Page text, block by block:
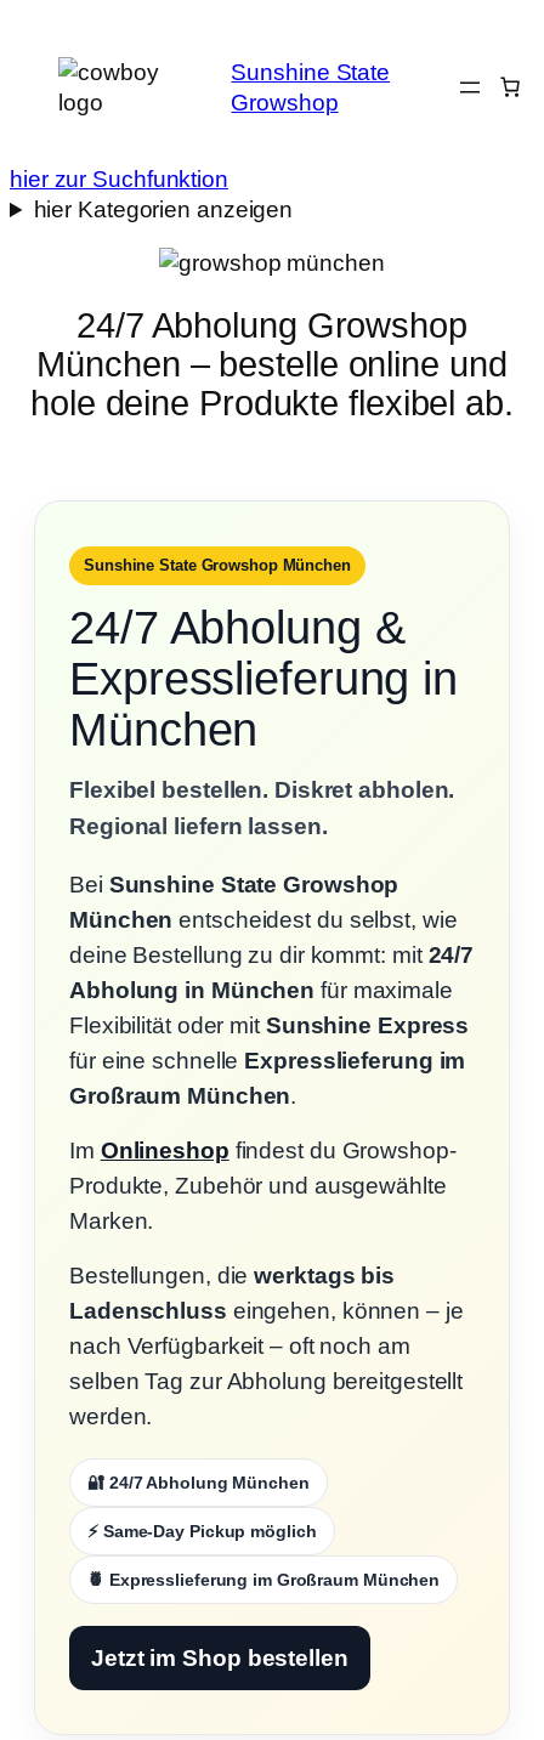
Sunshine State
Growshop
hier zur Suchfunktion
hier Kategorien anzeigen
24/7 Abholung Growshop
München – bestelle online und
hole deine Produkte flexibel ab.
Sunshine State Growshop München
24/7 Abholung &
Expresslieferung in
München
Flexibel bestellen. Diskret abholen.
Regional liefern lassen.
Bei Sunshine State Growshop
München entscheidest du selbst, wie
deine Bestellung zu dir kommt: mit 24/7
Abholung in München für maximale
Flexibilität oder mit Sunshine Express
für eine schnelle Expresslieferung im
Großraum München.
Im Onlineshop findest du Growshop-
Produkte, Zubehör und ausgewählte
Marken.
Bestellungen, diewerktags bis
Ladenschluss eingehen, können – je
nach Verfügbarkeit – oft noch am
selben Tag zur Abholung bereitgestellt
werden.
🔐 24/7 Abholung München
⚡ Same-Day Pickup möglich
🍍 Expresslieferung im Großraum München
Jetzt im Shop bestellen